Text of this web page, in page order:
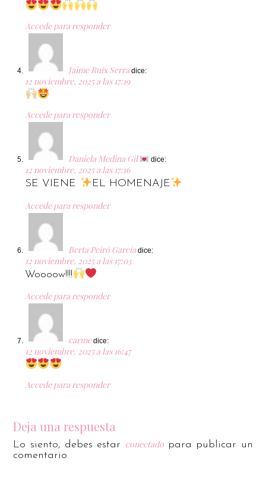
Accede para responder
Jaime Ruix Serra dice:
12 noviembre, 2025 a las 17:19
Accede para responder
Daniela Medina Gil dice:
12 noviembre, 2025 a las 17:16
SE VIENE
EL HOMENAJE
Accede para responder
Berta Peiró García dice:
12 noviembre, 2025 a las 17:03
Woooow!!!!
Accede para responder
carme dice:
12 noviembre, 2025 a las 16:47
Accede para responder
Deja una respuesta
Lo siento, debes estar conectadopara publicar un
comentario.